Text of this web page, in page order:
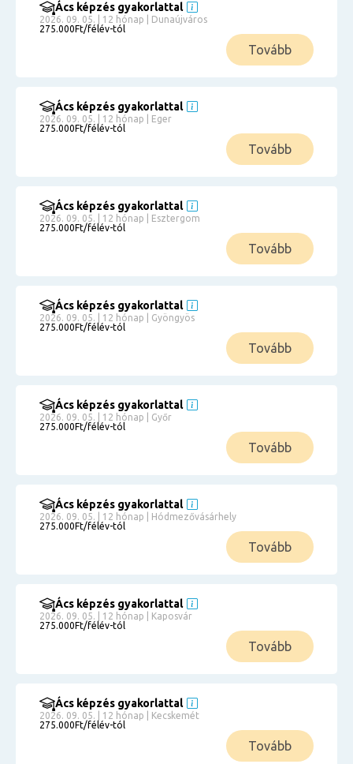
Ács képzés gyakorlattal
2026. 09. 05. | 12 hónap | Dunaújváros
275.000Ft/félév-tól
Tovább
Ács képzés gyakorlattal
2026. 09. 05. | 12 hónap | Eger
275.000Ft/félév-tól
Tovább
Ács képzés gyakorlattal
2026. 09. 05. | 12 hónap | Esztergom
275.000Ft/félév-tól
Tovább
Ács képzés gyakorlattal
2026. 09. 05. | 12 hónap | Gyöngyös
275.000Ft/félév-tól
Tovább
Ács képzés gyakorlattal
2026. 09. 05. | 12 hónap | Győr
275.000Ft/félév-tól
Tovább
Ács képzés gyakorlattal
2026. 09. 05. | 12 hónap | Hódmezővásárhely
275.000Ft/félév-tól
Tovább
Ács képzés gyakorlattal
2026. 09. 05. | 12 hónap | Kaposvár
275.000Ft/félév-tól
Tovább
Ács képzés gyakorlattal
2026. 09. 05. | 12 hónap | Kecskemét
275.000Ft/félév-tól
Tovább